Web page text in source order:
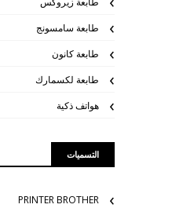
طابعة سامسونج
طابعة كانون
طابعة لكسمارك
هواتف ذكية
التسميات
PRINTER BROTHER